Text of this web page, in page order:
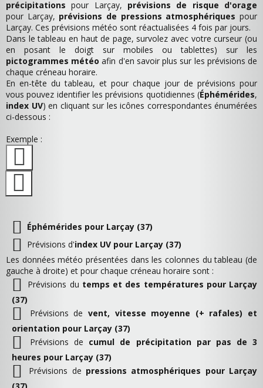
précipitations pour Larçay, prévisions de risque d'orage
pour Larçay, prévisions de pressions atmosphériques pour
Larçay. Ces prévisions météo sont réactualisées 4 fois par jours.
Dans le tableau en haut de page, survolez avec votre curseur (ou
en posant le doigt sur mobiles ou tablettes) sur les
pictogrammes météo afin d'en savoir plus sur les prévisions de
chaque créneau horaire.
En en-tête du tableau, et pour chaque jour de prévisions pour
vous pouvez identifier les prévisions quotidiennes (Éphémérides,
index UV) en cliquant sur les icônes correspondantes énumérées
ci-dessous :
Exemple :
Éphémérides pour Larçay (37)
Prévisions d'index UV pour Larçay (37)
Les données météo présentées dans les colonnes du tableau (de
gauche à droite) et pour chaque créneau horaire sont :
Prévisions du temps et des températures pour Larçay
(37)
Prévisions de vent, vitesse moyenne (+ rafales) et
orientation pour Larçay (37)
Prévisions de cumul de précipitation par pas de 3
heures pour Larçay (37)
Prévisions de pressions atmosphériques pour Larçay